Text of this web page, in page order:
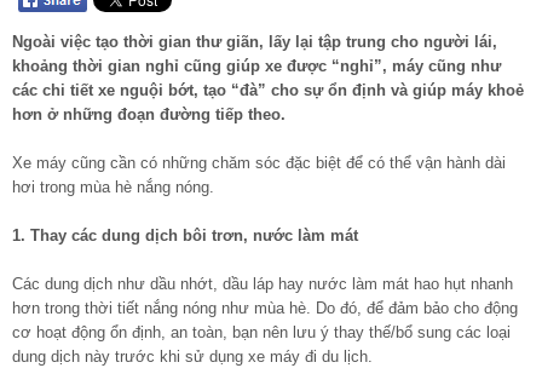
Ngoài việc tạo thời gian thư giãn, lấy lại tập trung cho người lái,
khoảng thời gian nghỉ cũng giúp xe được “nghỉ”, máy cũng như
các chi tiết xe nguội bớt, tạo “đà” cho sự ổn định và giúp máy khoẻ
hơn ở những đoạn đường tiếp theo.
Xe máy cũng cần có những chăm sóc đặc biệt để có thể vận hành dài
hơi trong mùa hè nắng nóng.
1. Thay các dung dịch bôi trơn, nước làm mát
Các dung dịch như dầu nhớt, dầu láp hay nước làm mát hao hụt nhanh
hơn trong thời tiết nắng nóng như mùa hè. Do đó, để đảm bảo cho động
cơ hoạt động ổn định, an toàn, bạn nên lưu ý thay thế/bổ sung các loại
dung dịch này trước khi sử dụng xe máy đi du lịch.